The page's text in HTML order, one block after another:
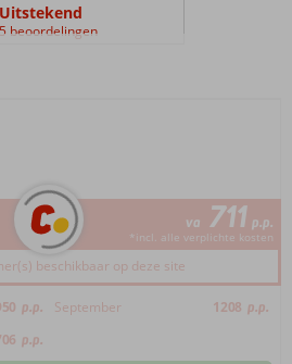
Uitstekend
5 beoordelingen
va 711 p.p.
*incl. alle verplichte kosten
beschikbaar op deze site
p.p. September 1208 p.p.
p.p.